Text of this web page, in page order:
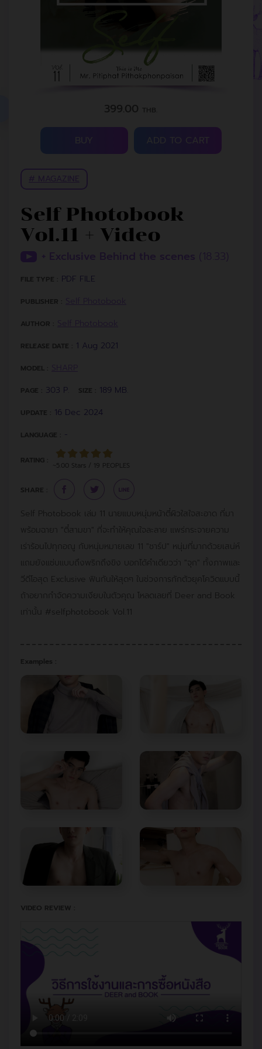
399.00 THB.
ADD TO CART
Self Photobook
Vol.11 + Video
FILE TYPE : PDF FILE
PUBLISHER :
AUTHOR :
RELEASE DATE : 1 Aug 2021
MODEL :
PAGE : 303 P. SIZE : 189 MB.
UPDATE : 16 Dec 2024
LANGUAGE : -
RATING :
~5.00 Stars / 19 PEOPLES
SHARE :
Self Photobook เล่ม 11 นายแบบหนุ่มหน้าตี๋ผิวใสใจสะอาด ที่มา
พร้อมฉายา "ตี๋สามขา" ที่จะทำให้คุณใจละลาย แพร่กระจายความ
เร่าร้อนไปทุกอณู กับหนุ่มหมายเลข 11 "ชาร์ป" หนุ่มที่มากด้วยเสน่ห์
แถมยังแซ่บแบบถึงพริกถึงขิง บอกได้คำเดียวว่า "จุก" ทั้งภาพและ
วีดีโอสุด Exclusive ฟินกันให้สุดๆ ในช่วงการกักตัวยุคโควิดแบบนี้
ถ้าอยากกำจัดความเงียบในตัวคุณ โหลดเลยที่ Deer and Book
เท่านั้น #selfphotobook Vol.11
Examples :
VIDEO REVIEW :